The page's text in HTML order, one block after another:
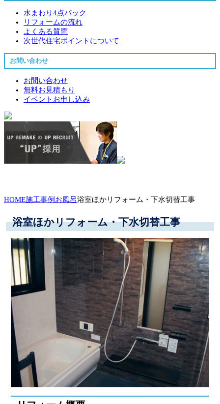
水まわり4点パック
リフォームの流れ
よくある質問
次世代住宅ポイントについて
お問い合わせ
お問い合わせ
無料お見積もり
イベントお申し込み
HOME施工事例 お風呂浴室ほかリフォーム・下水切替工事
浴室ほかリフォーム・下水切替工事